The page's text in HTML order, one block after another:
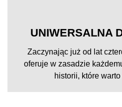
UNIWERSALNA
Zaczynając już od lat
oferuje w zasadzie
historii, które